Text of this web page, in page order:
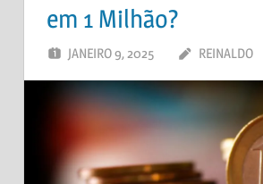
em 1 Milhão?
JANEIRO 9, 2025 REINALDO